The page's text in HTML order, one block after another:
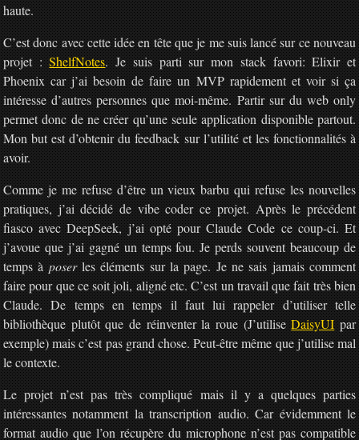
haute.
C’est donc avec cette idée en tête que je me suis lancé sur ce nouveau
projet :ShelfNotes. Je suis parti sur mon stack favori: Elixir et
Phoenix car j’ai besoin de faire un MVP rapidement et voir si ça
intéresse d’autres personnes que moi-même. Partir sur du web only
permet donc de ne créer qu’une seule application disponible partout.
Mon but est d’obtenir du feedback sur l’utilité et les fonctionnalités à
avoir.
Comme je me refuse d’être un vieux barbu qui refuse les nouvelles
pratiques, j’ai décidé de vibe coder ce projet. Après le précédent
fiasco avec DeepSeek, j’ai opté pour Claude Code ce coup-ci. Et
j’avoue que j’ai gagné un temps fou. Je perds souvent beaucoup de
temps àposerles éléments sur la page. Je ne sais jamais comment
faire pour que ce soit joli, aligné etc. C’est un travail que fait très bien
Claude. De temps en temps il faut lui rappeler d’utiliser telle
bibliothèque plutôt que de réinventer la roue (J’utiliseDaisyUIpar
exemple) mais c’est pas grand chose. Peut-être même que j’utilise mal
le contexte.
Le projet n’est pas très compliqué mais il y a quelques parties
intéressantes notamment la transcription audio. Car évidemment le
format audio que l’on récupère du microphone n’est pas compatible